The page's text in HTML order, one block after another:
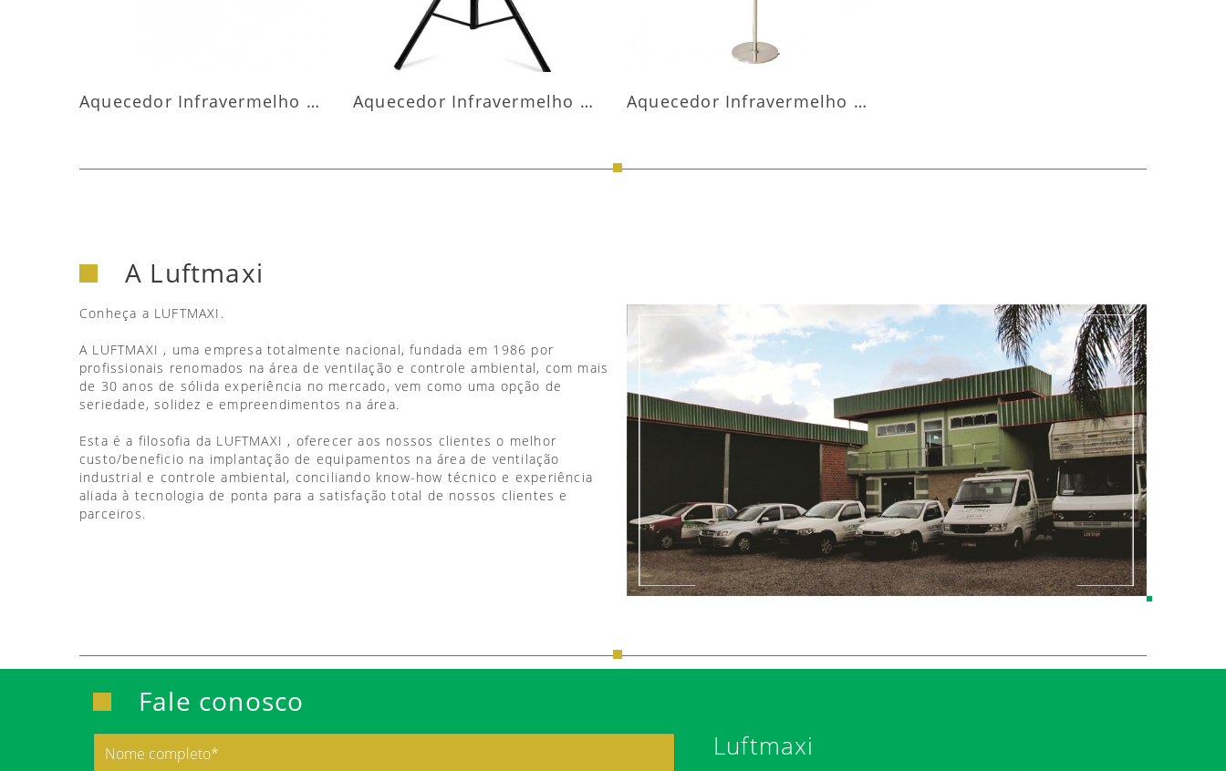
Aquecedor Infravermelho Parede Aquecedor Infravermelho Pedestal Aquecedor Infravermelho Pedestal Luft-20000
A Luftmaxi
Conheça a LUFTMAXI.
A LUFTMAXI , uma empresa totalmente nacional, fundada em 1986 por
profissionais renomados na área de ventilação e controle ambiental, com mais
de 30 anos de sólida experiência no mercado, vem como uma opção de
seriedade, solidez e empreendimentos na área.
Esta é a filosofia da LUFTMAXI , oferecer aos nossos clientes o melhor
custo/beneficio na implantação de equipamentos na área de ventilação
industrial e controle ambiental, conciliando know-how técnico e experiência
aliada à tecnologia de ponta para a satisfação total de nossos clientes e
parceiros.
Fale conosco
Luftmaxi